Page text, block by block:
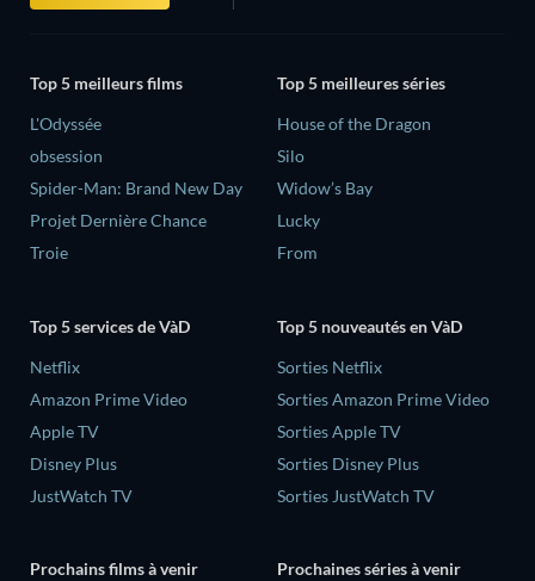
Top 5 meilleurs films
L'Odyssée
obsession
Spider-Man: Brand New Day
Projet Dernière Chance
Troie
Top 5 meilleures séries
House of the Dragon
Silo
Widow’s Bay
Lucky
From
Top 5 services de VàD
Netflix
Amazon Prime Video
Apple TV
Disney Plus
JustWatch TV
Top 5 nouveautés en VàD
Sorties Netflix
Sorties Amazon Prime Video
Sorties Apple TV
Sorties Disney Plus
Sorties JustWatch TV
Prochains films à venir Prochaines séries à venir